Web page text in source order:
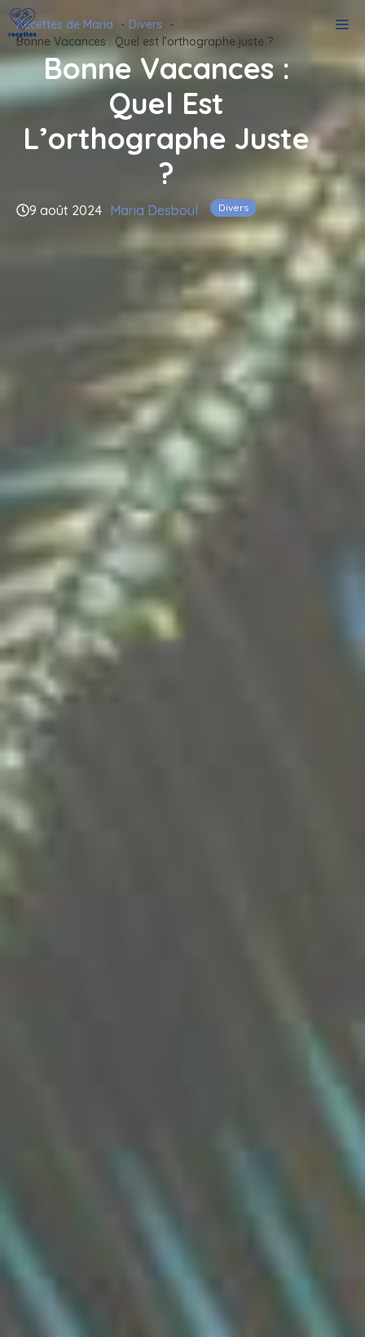
Aller
au
contenu
Recettes de Maria
Divers
Bonne Vacances : Quel est l’orthographe juste ?
Bonne Vacances :
Quel Est
L’orthographe Juste
?
9 août 2024 Maria Desboul Divers